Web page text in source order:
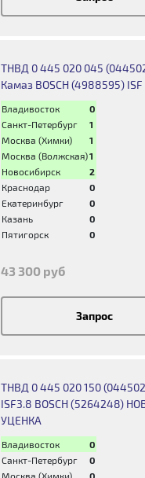
ТНВД 0 445 020 045
Камаз BOSCH (4988595)
Владивосток
0
Санкт-Петербург
1
Москва (Химки)
1
Москва (Волжская)1
Новосибирск
2
Краснодар
0
Екатеринбург
0
Казань
0
Пятигорск
0
43 300 руб
Запрос
ТНВД 0 445 020 150
ISF3.8 BOSCH (5264248)
УЦЕНКА
Владивосток
0
Санкт-Петербург
0
Москва (Химки)
0